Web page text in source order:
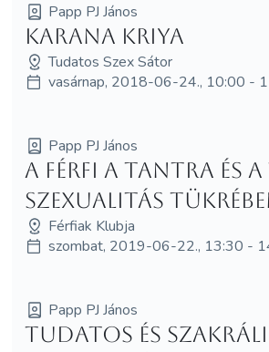
Papp PJ János
Karana Kriya
Tudatos Szex Sátor
vasárnap, 2018-06-24., 10:00 -
Papp PJ János
A férfi a tantra és
szexualitás
Férfiak Klubja
szombat, 2019-06-22., 13:30 -
Papp PJ János
Tudatos és